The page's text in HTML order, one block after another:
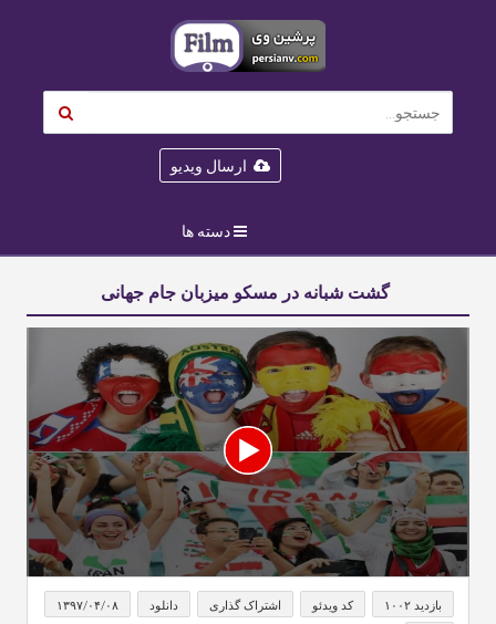
ارسال ویدیو
دسته ها
گشت شبانه در مسکو میزبان جام جهانی
0
seconds بازدید ۱۰۰۲ کد ویدئو اشتراک گذاری دانلود ۱۳۹۷/۰۴/۰۸